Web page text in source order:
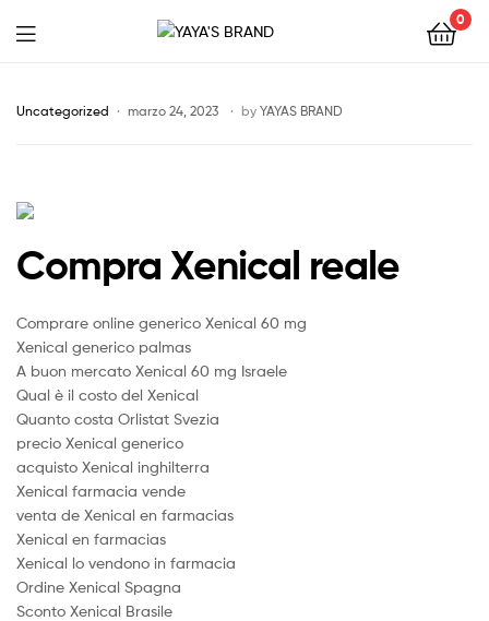
BRAND
0
Uncategorized marzo 24, 2023 by YAYAS BRAND
Compra Xenical reale
Comprare online generico Xenical 60 mg
Xenical generico palmas
A buon mercato Xenical 60 mg Israele
Qual è il costo del Xenical
Quanto costa Orlistat Svezia
precio Xenical generico
acquisto Xenical inghilterra
Xenical farmacia vende
venta de Xenical en farmacias
Xenical en farmacias
Xenical lo vendono in farmacia
Ordine Xenical Spagna
Sconto Xenical Brasile